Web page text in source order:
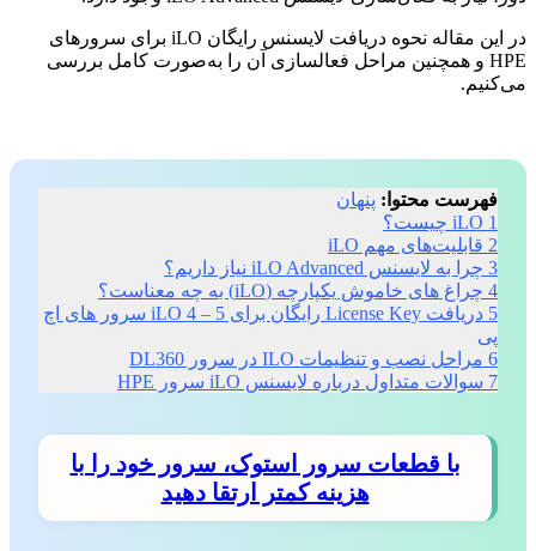
در این مقاله نحوه دریافت لایسنس رایگان iLO برای سرورهای
HPE و همچنین مراحل فعالسازی آن را به‌صورت کامل بررسی
می‌کنیم.
فهرست محتوا: پنهان
1 iLO چیست؟
2 قابلیت‌های مهم iLO
3 چرا به لایسنس iLO Advanced نیاز داریم؟
4 چراغ های خاموش یکپارچه (iLO) به چه معناست؟
5
دریافت License Key رایگان برای iLO 4 – 5 سرور های اچ
پی
6 مراحل نصب و تنظیمات ILO در سرور DL360
7 سوالات متداول درباره لایسنس iLO سرور HPE
با قطعات سرور استوک، سرور خود را با
هزینه کمتر ارتقا دهید